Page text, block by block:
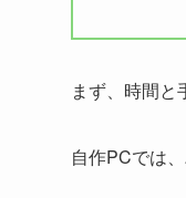
まず、時間と
自作PCでは